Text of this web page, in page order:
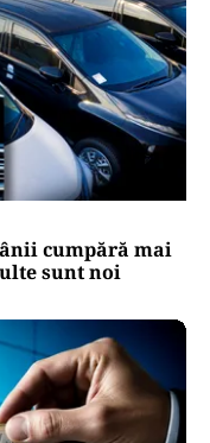
cumpără mai
sunt noi